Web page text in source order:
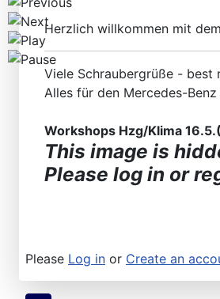
Herzlich willkommen mit
Viele Schraubergrüße - best
Alles für den Mercedes-Benz
Workshops Hzg/Klima
This image is
Please log in or
Please Log in or Create an